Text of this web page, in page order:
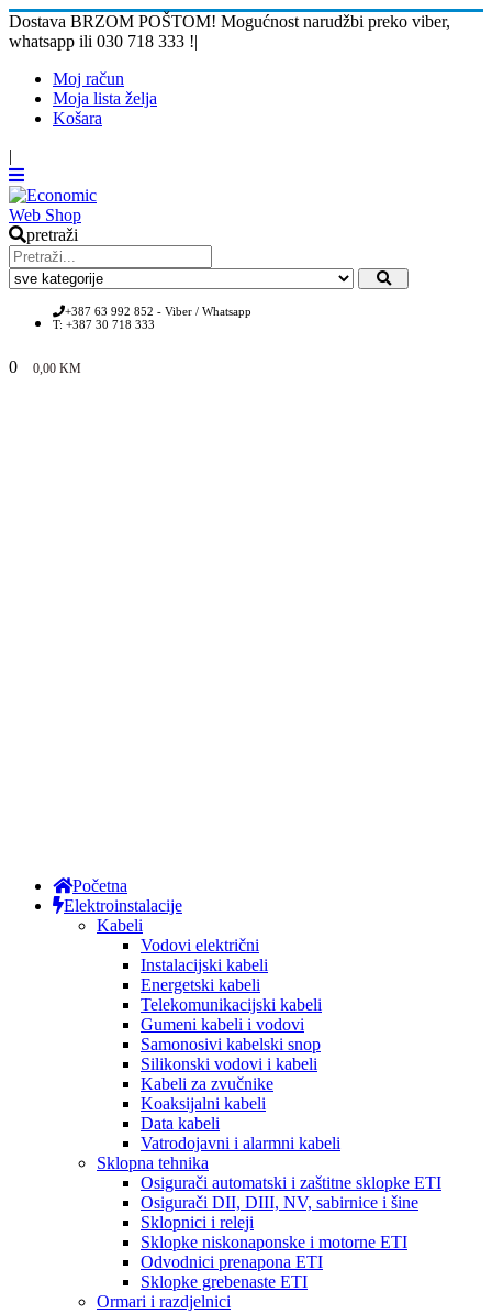
Dostava BRZOM POŠTOM! Mogućnost narudžbi preko viber,
whatsapp ili 030 718 333 !|
Moj račun
Moja lista želja
Košara
|
pretraži
+387 63 992 852 - Viber / Whatsapp
T: +387 30 718 333
0 0,00 KM
Početna
Elektroinstalacije
Kabeli
Vodovi električni
Instalacijski kabeli
Energetski kabeli
Telekomunikacijski kabeli
Gumeni kabeli i vodovi
Samonosivi kabelski snop
Silikonski vodovi i kabeli
Kabeli za zvučnike
Koaksijalni kabeli
Data kabeli
Vatrodojavni i alarmni kabeli
Sklopna tehnika
Osigurači automatski i zaštitne sklopke ETI
Osigurači DII, DIII, NV, sabirnice i šine
Sklopnici i releji
Sklopke niskonaponske i motorne ETI
Odvodnici prenapona ETI
Sklopke grebenaste ETI
Ormari i razdjelnici